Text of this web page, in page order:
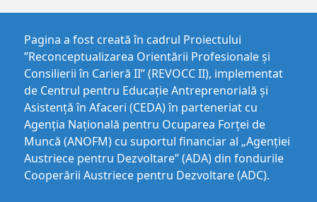
Pagina a fost creată în cadrul Proiectului
”Reconceptualizarea Orientării Profesionale și
Consilierii în Carieră II” (REVOCC II), implementat
de Centrul pentru Educaţie Antreprenorială şi
Asistenţă în Afaceri (CEDA) în parteneriat cu
Agenția Națională pentru Ocuparea Forței de
Muncă (ANOFM) cu suportul financiar al „Agenției
Austriece pentru Dezvoltare” (ADA) din fondurile
Cooperării Austriece pentru Dezvoltare (ADC).